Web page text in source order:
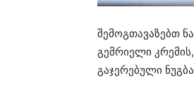
შემოგთავაზებთ
გემრიელი
გაჯერებული